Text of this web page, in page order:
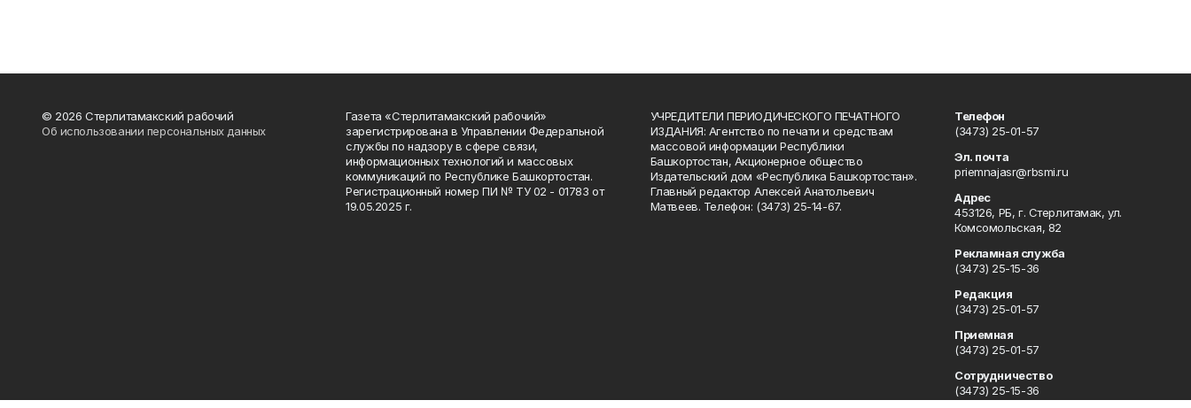
© 2026 Стерлитамакский рабочий
Об использовании персональных данных
Газета «Стерлитамакский рабочий»
зарегистрирована в Управлении Федеральной
службы по надзору в сфере связи,
информационных технологий и массовых
коммуникаций по Республике Башкортостан.
Регистрационный номер ПИ № ТУ 02 - 01783 от
19.05.2025 г.
УЧРЕДИТЕЛИ ПЕРИОДИЧЕСКОГО ПЕЧАТНОГО
ИЗДАНИЯ: Агентство по печати и средствам
массовой информации Республики
Башкортостан, Акционерное общество
Издательский дом «Республика Башкортостан».
Главный редактор Алексей Анатольевич
Матвеев. Телефон: (3473) 25-14-67.
Телефон
(3473) 25-01-57
Эл. почта
priemnajasr@rbsmi.ru
Адрес
453126, РБ, г. Стерлитамак, ул.
Комсомольская, 82
Рекламная служба
(3473) 25-15-36
Редакция
(3473) 25-01-57
Приемная
(3473) 25-01-57
Сотрудничество
(3473) 25-15-36